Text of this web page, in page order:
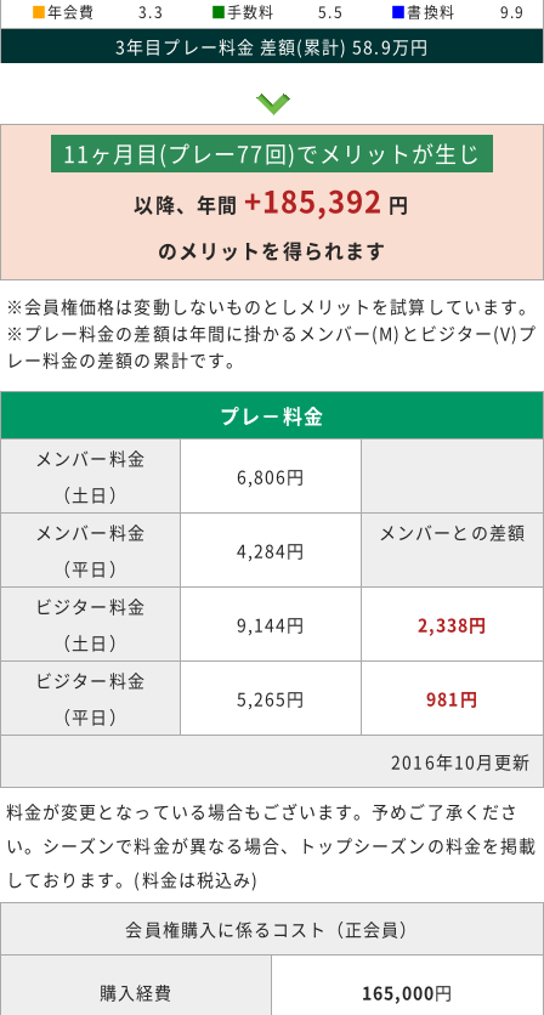
■年会費 3.3 ■手数料 5.5 ■書換料 9.9
3年目プレー料金 差額(累計) 58.9万円
11ヶ月目(プレー77回)でメリットが生じ
以降、年間 +185,392 円
のメリットを得られます
※会員権価格は変動しないものとしメリットを試算しています。
※プレー料金の差額は年間に掛かるメンバー(M)とビジター(V)プ
レー料金の差額の累計です。
プレ－料金
メンバー料金
（土日）
6,806円
メンバー料金
（平日）
4,284円
メンバーとの差額
ビジター料金
（土日）
9,144円 2,338円
ビジター料金
（平日）
5,265円 981円
2016年10月更新
料金が変更となっている場合もございます。予めご了承くださ
い。シーズンで料金が異なる場合、トップシーズンの料金を掲載
しております。(料金は税込み)
会員権購入に係るコスト（正会員）
購入経費 165,000円